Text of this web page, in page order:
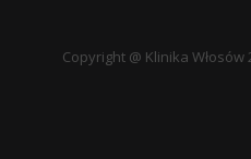
Copyright @ Klinika Włosów